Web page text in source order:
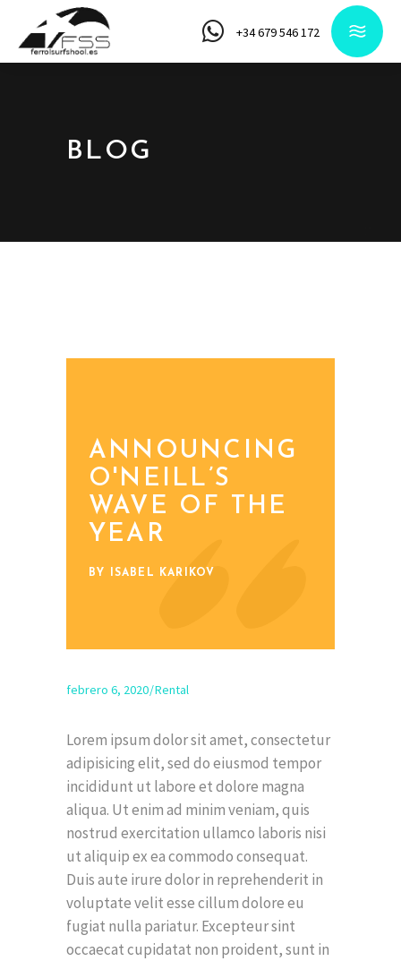
+34 679 546 172
BLOG
ANNOUNCING
O'NEILL’S
WAVE OF THE
YEAR
BY ISABEL KARIKOV
febrero 6, 2020 Rental
Lorem ipsum dolor sit amet, consectetur
adipisicing elit, sed do eiusmod tempor
incididunt ut labore et dolore magna
aliqua. Ut enim ad minim veniam, quis
nostrud exercitation ullamco laboris nisi
ut aliquip ex ea commodo consequat.
Duis aute irure dolor in reprehenderit in
voluptate velit esse cillum dolore eu
fugiat nulla pariatur. Excepteur sint
occaecat cupidatat non proident, sunt in